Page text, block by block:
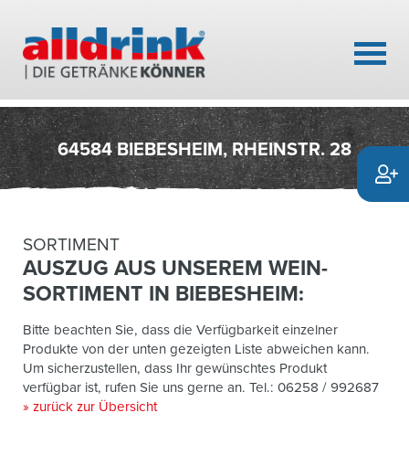
64584 BIEBESHEIM, RHEINSTR. 28
SORTIMENT
AUSZUG AUS UNSEREM WEIN-
SORTIMENT IN BIEBESHEIM:
Bitte beachten Sie, dass die Verfügbarkeit einzelner
Produkte von der unten gezeigten Liste abweichen kann.
Um sicherzustellen, dass Ihr gewünschtes Produkt
verfügbar ist, rufen Sie uns gerne an. Tel.: 06258 / 992687
» zurück zur Übersicht